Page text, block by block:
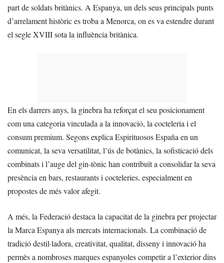
part de soldats britànics. A Espanya, un dels seus principals punts
d’arrelament històric es troba a Menorca, on es va estendre durant
el segle XVIII sota la influència britànica.
En els darrers anys, la ginebra ha reforçat el seu posicionament
com una categoria vinculada a la innovació, la cocteleria i el
consum premium. Segons explica Espirituosos España en un
comunicat, la seva versatilitat, l’ús de botànics, la sofisticació dels
combinats i l’auge del gin-tònic han contribuït a consolidar la seva
presència en bars, restaurants i cocteleries, especialment en
propostes de més valor afegit.
A més, la Federació destaca la capacitat de la ginebra per projectar
la Marca Espanya als mercats internacionals. La combinació de
tradició destil·ladora, creativitat, qualitat, disseny i innovació ha
permès a nombroses marques espanyoles competir a l’exterior dins